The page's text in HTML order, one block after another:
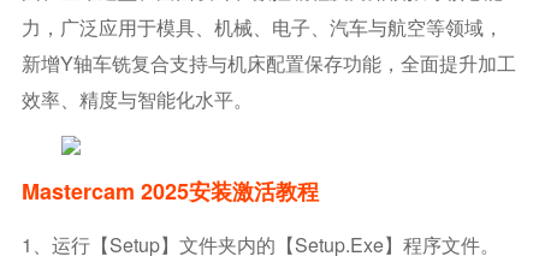
力，广泛应用于模具、机械、电子、汽车与航空等领域，
新增Y轴车铣复合支持与机床配置保存功能，全面提升加工
效率、精度与智能化水平。
Mastercam 2025安装激活教程
1、运行【Setup】文件夹内的【Setup.exe】程序文件。